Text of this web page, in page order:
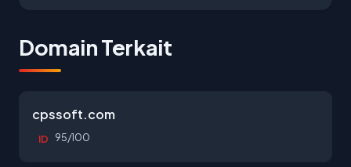
Domain Terkait
cpssoft.com
ID 95/100